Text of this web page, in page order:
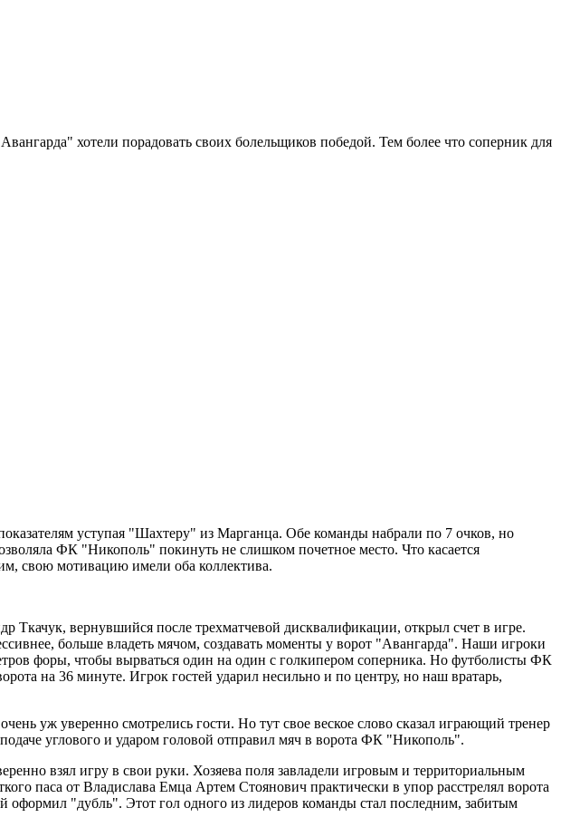
хотели порадовать своих болельщиков победой. Тем более что соперник для
уступая "Шахтеру" из Марганца. Обе команды набрали по 7 очков, но
ФК "Никополь" покинуть не слишком почетное место. Что касается
свою мотивацию имели оба коллектива.
Ткачук, вернувшийся после трехматчевой дисквалификации, открыл счет в игре.
больше владеть мячом, создавать моменты у ворот "Авангарда". Наши игроки
форы, чтобы вырваться один на один с голкипером соперника. Но футболисты ФК
на 36 минуте. Игрок гостей ударил несильно и по центру, но наш вратарь,
уж уверенно смотрелись гости. Но тут свое веское слово сказал играющий тренер
углового и ударом головой отправил мяч в ворота ФК "Никополь".
взял игру в свои руки. Хозяева поля завладели игровым и территориальным
паса от Владислава Емца Артем Стоянович практически в упор расстрелял ворота
"дубль". Этот гол одного из лидеров команды стал последним, забитым